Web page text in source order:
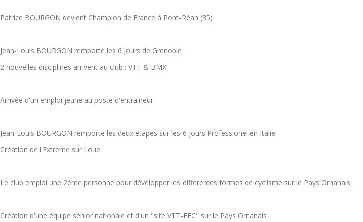
Patrice BOURGON devient Champion de France à Pont-Réan (35)
Jean-Louis BOURGON remporte les 6 jours de Grenoble
2 nouvelles disciplines arrivent au club : VTT & BMX
Arrivèe d'un emploi jeune au poste d'entraineur
Jean-Louis BOURGON remporte les deux etapes sur les 6 jours Professionel en Italie
Création de l'Extreme sur Loue
Le club emploi une 2ème personne pour développer les différentes formes de cyclisme sur le Pays Ornanais
Création d'une équipe sénior nationale et d'un "site VTT-FFC" sur le Pays Ornanais